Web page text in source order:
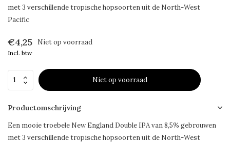
met 3 verschillende tropische hopsoorten uit de North-West
Pacific
€4,25 Niet op voorraad
Incl. btw
Niet op voorraad
Productomschrijving
Een mooie troebele New England Double IPA van 8,5% gebrouwen
met 3 verschillende tropische hopsoorten uit de North-West